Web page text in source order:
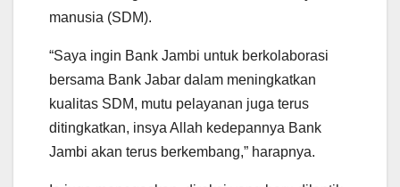
manusia (SDM).
“Saya ingin Bank Jambi untuk berkolaborasi
bersama Bank Jabar dalam meningkatkan
kualitas SDM, mutu pelayanan juga terus
ditingkatkan, insya Allah kedepannya Bank
Jambi akan terus berkembang,” harapnya.